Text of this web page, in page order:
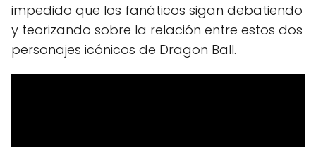
impedido que los fanáticos sigan debatiendo
y teorizando sobre la relación entre estos dos
personajes icónicos de Dragon Ball.